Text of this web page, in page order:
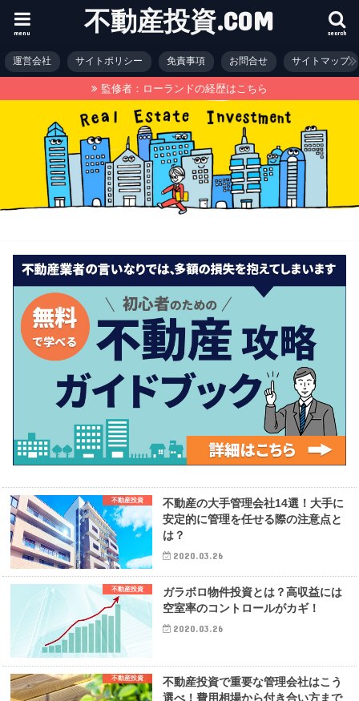
不動産投資.COM search
menu
運営会社 サイトポリシー 免責事項 お問合せ サイトマップ
監修者：ローランドの経歴はこちら
不動産投資
不動産の大手管理会社14選！大手に
安定的に管理を任せる際の注意点と
は？
2020.03.26
不動産投資
ガラボロ物件投資とは？高収益には
空室率のコントロールがカギ！
2020.03.26
不動産投資
不動産投資で重要な管理会社はこう
選べ！費用相場から付き合い方まで